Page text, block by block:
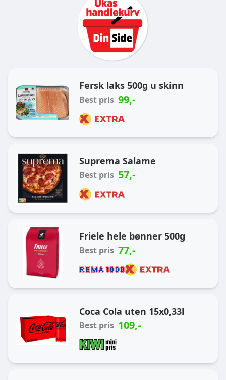
Fersk laks 500g u skinn
Best pris 99,-
Suprema Salame
Best pris 57,-
Friele hele bønner 500g
Best pris 77,-
Coca Cola uten 15x0,33l
Best pris 109,-